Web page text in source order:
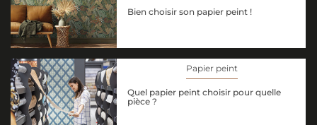
Bien choisir son papier peint !
Papier peint
Quel papier peint choisir pour quelle
pièce ?